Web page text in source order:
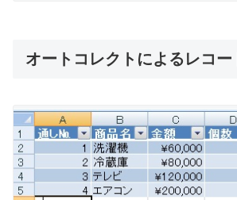
オートコレクトによるレコー